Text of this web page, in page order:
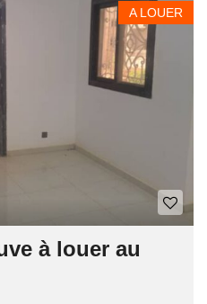
A LOUER
à louer au